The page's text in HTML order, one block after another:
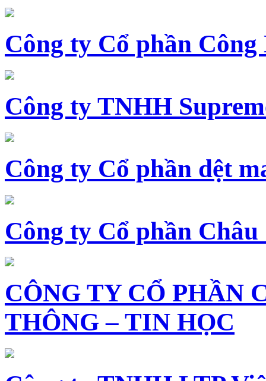
Công ty Cổ phần Công
Công ty TNHH
Công ty Cổ phần dệt
Công ty Cổ phần Châu
CÔNG TY CỔ PHẦN
THÔNG – TIN HỌC